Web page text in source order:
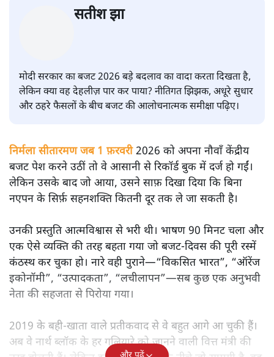
बजट!
अर्थतंत्र| सतीश झा | 2 FEB, 2026
सतीश झा
मोदी सरकार का बजट 2026 बड़े बदलाव का वादा करता दिखता है,